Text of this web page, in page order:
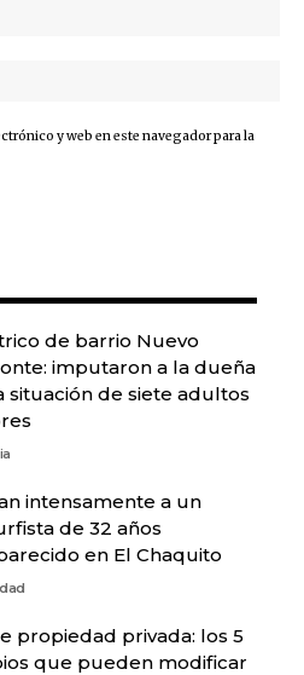
y web en este navegador para la
de barrio Nuevo
imputaron a la dueña
situación de siete adultos
intensamente a un
de 32 años
en El Chaquito
propiedad privada: los 5
que pueden modificar